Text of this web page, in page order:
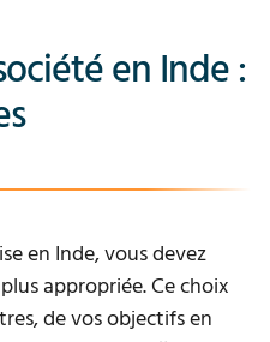
en Inde :
en Inde, vous devez
appropriée. Ce choix
de vos objectifs en